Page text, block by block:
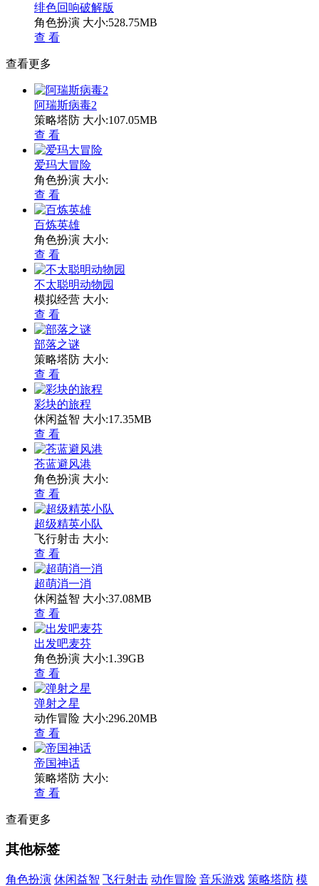
绯色回响破解版
角色扮演 大小:528.75MB
查 看
查看更多
阿瑞斯病毒2
策略塔防 大小:107.05MB
查 看
爱玛大冒险
角色扮演 大小:
查 看
百炼英雄
角色扮演 大小:
查 看
不太聪明动物园
模拟经营 大小:
查 看
部落之谜
策略塔防 大小:
查 看
彩块的旅程
休闲益智 大小:17.35MB
查 看
苍蓝避风港
角色扮演 大小:
查 看
超级精英小队
飞行射击 大小:
查 看
超萌消一消
休闲益智 大小:37.08MB
查 看
出发吧麦芬
角色扮演 大小:1.39GB
查 看
弹射之星
动作冒险 大小:296.20MB
查 看
帝国神话
策略塔防 大小:
查 看
查看更多
其他标签
角色扮演 休闲益智 飞行射击 动作冒险 音乐游戏 策略塔防 模